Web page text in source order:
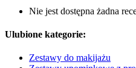
Nie jest dostępna żadna
Ulubione kategorie:
Zestawy do makijażu